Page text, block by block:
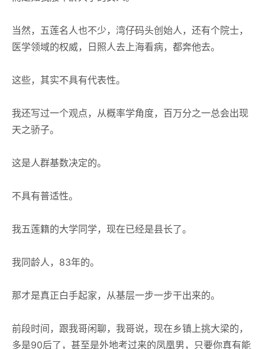
当然，五莲名人也不少，湾仔码头创始人，还有个院士，
医学领域的权威，日照人去上海看病，都奔他去。
这些，其实不具有代表性。
我还写过一个观点，从概率学角度，百万分之一总会出现
天之骄子。
这是人群基数决定的。
不具有普适性。
我五莲籍的大学同学，现在已经是县长了。
我同龄人，83年的。
那才是真正白手起家，从基层一步一步干出来的。
前段时间，跟我哥闲聊，我哥说，现在乡镇上挑大梁的，
多是90后了，甚至是外地考过来的凤凰男，只要你真有能